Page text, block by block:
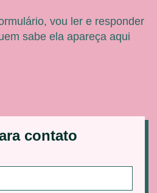
contato
vou ler e responder
sabe ela apareça aqui